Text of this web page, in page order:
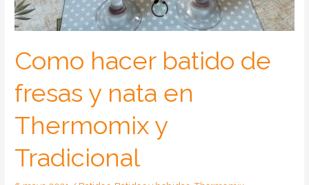
Como hacer batido de
fresas y nata en
Thermomix y
Tradicional